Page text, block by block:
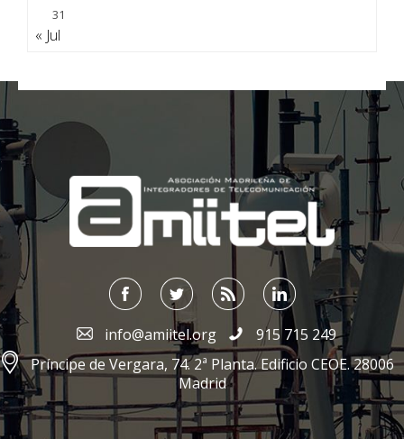
31
« Jul
;
info@amiitel.org
915 715 249
Príncipe de Vergara, 74. 2ª Planta. Edificio CEOE. 28006
Madrid